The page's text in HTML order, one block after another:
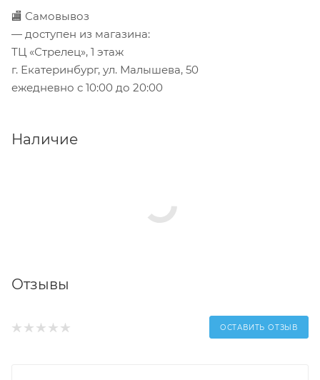
🏬 Самовывоз
— доступен из магазина:
ТЦ «Стрелец», 1 этаж
г. Екатеринбург, ул. Малышева, 50
ежедневно с 10:00 до 20:00
Наличие
Отзывы
ОСТАВИТЬ ОТЗЫВ